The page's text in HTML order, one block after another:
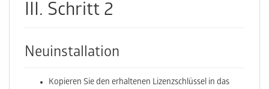
III. Schritt 2
Neuinstallation
Kopieren Sie den erhaltenen Lizenzschlüssel in das